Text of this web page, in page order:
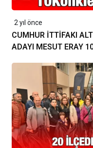
2 yıl önce
CUMHUR İTTİFAKI
ADAYI MESUT ERAY